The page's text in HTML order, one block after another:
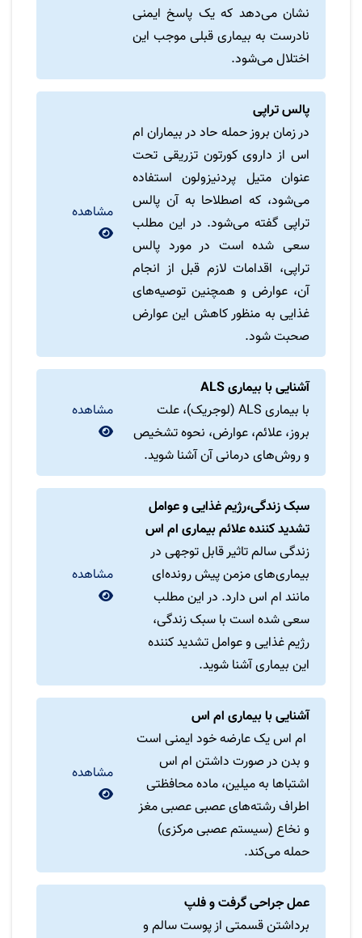
نشان می‌دهد که یک پاسخ ایمنی
نادرست به بیماری قبلی موجب این
اختلال می‌شود.
پالس تراپی
در زمان بروز حمله حاد در بیماران ام
اس از داروی کورتون تزریقی تحت
عنوان متیل پردنیزولون استفاده
می‌شود، که اصطلاحا به آن پالس
تراپی گفته می‌شود. در این مطلب
سعی شده است در مورد پالس
تراپی، اقدامات لازم قبل از انجام
آن، عوارض و همچنین توصیه‌های
غذایی به منظور کاهش این عوارض
صحبت شود.
مشاهده
آشنایی با بیماری ALS
با بیماری ALS (لوجریک)، علت
بروز، علائم، عوارض، نحوه تشخیص
و روش‌های درمانی آن آشنا شوید.
مشاهده
سبک زندگی،رژیم غذایی و عوامل
تشدید کننده علائم بیماری ام اس
زندگی سالم تاثیر قابل توجهی در
بیماری‌های مزمن پیش رونده‌ای
مانند ام اس دارد. در این مطلب
سعی شده است با سبک زندگی،
رژیم غذایی و عوامل تشدید کننده
این بیماری آشنا شوید.
مشاهده
آشنایی با بیماری ام اس
ام اس یک عارضه خود ایمنی است
و بدن در صورت داشتن ام اس
اشتباها به میلین، ماده محافظتی
اطراف رشته‌های عصبی عصبی مغز
و نخاع (سیستم عصبی مرکزی)
حمله می‌کند.
مشاهده
عمل جراحی گرفت و فلپ
برداشتن قسمتی از پوست سالم و